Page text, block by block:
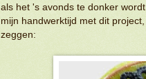
als het 's avonds te donker
mijn handwerktijd met dit
zeggen: